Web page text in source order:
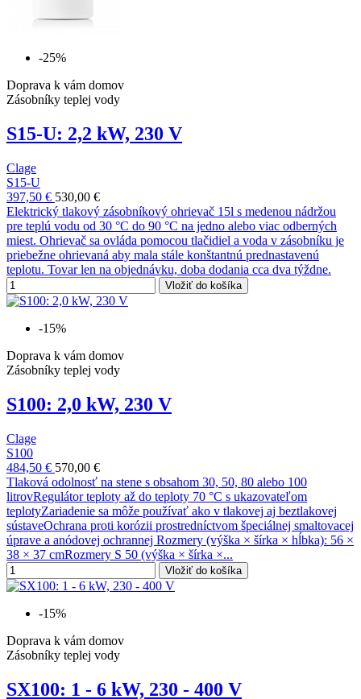
-25%
Doprava k vám domov
Zásobníky teplej vody
S15-U: 2,2 kW, 230 V
Clage
S15-U
397,50 € 530,00 €
Elektrický tlakový zásobníkový ohrievač 15l s medenou nádržou
pre teplú vodu od 30 °C do 90 °C na jedno alebo viac odberných
miest. Ohrievač sa ovláda pomocou tlačidiel a voda v zásobníku je
priebežne ohrievaná aby mala stále konštantnú prednastavenú
teplotu. Tovar len na objednávku, doba dodania cca dva týždne.
Vložiť do košíka
-15%
Doprava k vám domov
Zásobníky teplej vody
S100: 2,0 kW, 230 V
Clage
S100
484,50 € 570,00 €
Tlaková odolnosť na stene s obsahom 30, 50, 80 alebo 100
litrovRegulátor teploty až do teploty 70 °C s ukazovateľom
teplotyZariadenie sa môže používať ako v tlakovej aj beztlakovej
sústaveOchrana proti korózii prostredníctvom špeciálnej smaltovacej
úprave a anódovej ochrannej Rozmery (výška × šírka × hĺbka): 56 ×
38 × 37 cmRozmery S 50 (výška × šírka ×...
Vložiť do košíka
-15%
Doprava k vám domov
Zásobníky teplej vody
SX100: 1 - 6 kW, 230 - 400 V